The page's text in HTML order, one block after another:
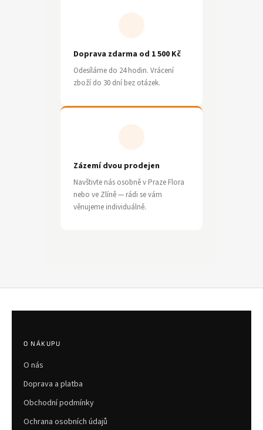
Doprava zdarma od 1 500 Kč
Odesíláme do 24 hodin. Vrácení
zboží do 30 dní bez otázek.
Zázemí dvou prodejen
Navštivte nás osobně v Praze Flora
nebo ve Zlíně — rádi se vám
věnujeme individuálně.
O NÁKUPU
O nás
Doprava a platba
Obchodní podmínky
Ochrana osobních údajů